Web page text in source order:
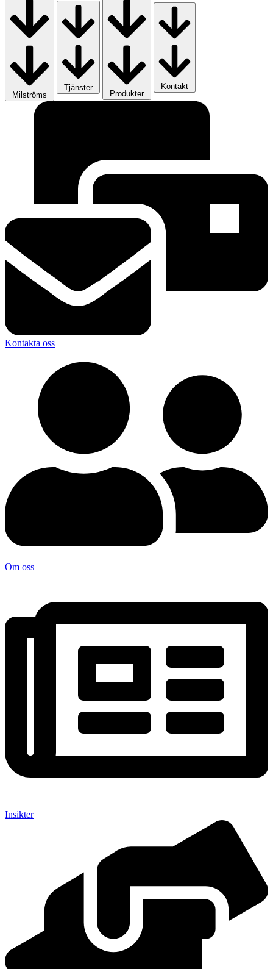
Milströms
Tjänster
Produkter
Kontakt
Kontakta oss
Om oss
Insikter